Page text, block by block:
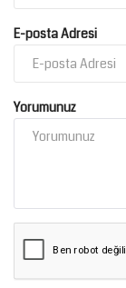
E-posta Adresi
Yorumunuz